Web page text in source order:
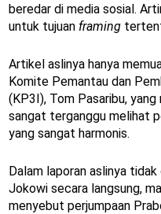
beredar di media sosial.
untuk tujuan framing
Artikel aslinya hanya
Komite Pemantau dan
(KP3I), Tom Pasaribu,
sangat terganggu melihat
yang sangat harmonis.
Dalam laporan aslinya
Jokowi secara langsung,
menyebut perjumpaan